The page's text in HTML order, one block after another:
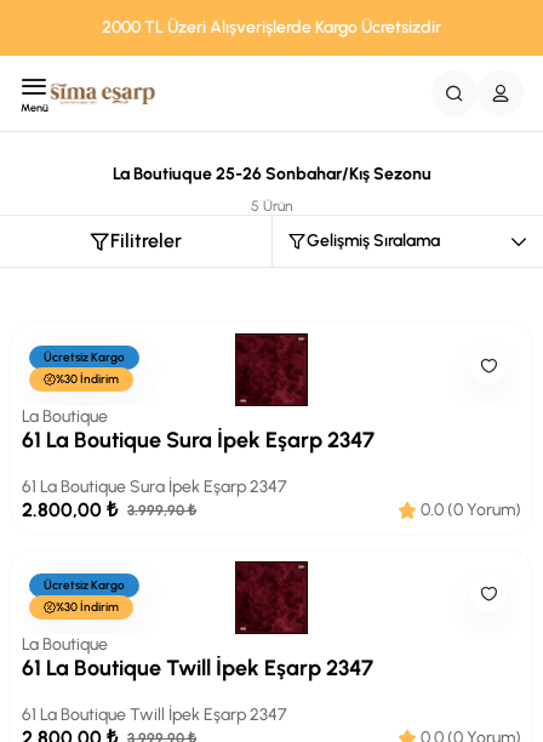
2000 TL Üzeri Alışverişlerde Kargo Ücretsizdir
Menü
La Boutiuque 25-26 Sonbahar/Kış Sezonu
5 Ürün
Filitreler
Ücretsiz Kargo
%30 İndirim
La Boutique
61 La Boutique Sura İpek Eşarp 2347
61 La Boutique Sura İpek Eşarp 2347
2.800,00 ₺ 3.999,90 ₺ 0.0 (0 Yorum)
Ücretsiz Kargo
%30 İndirim
La Boutique
61 La Boutique Twill İpek Eşarp 2347
61 La Boutique Twill İpek Eşarp 2347
3.999,90 ₺ 0.0 (0 Yorum)